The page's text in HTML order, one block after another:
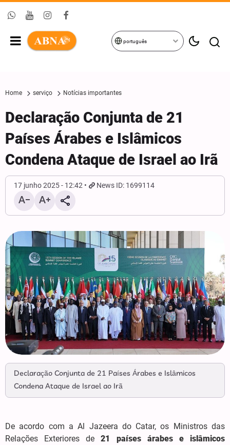
português
Home serviço Notícias importantes
Declaração Conjunta de 21
Países Árabes e Islâmicos
Condena Ataque de Israel ao Irã
17 junho 2025 - 12:42 News ID: 1699114
Declaração Conjunta de 21 Países Árabes e Islâmicos
Condena Ataque de Israel ao Irã
De acordo com a Al Jazeera do Catar, os Ministros das
Relações Exteriores de21 países árabes e islâmicos